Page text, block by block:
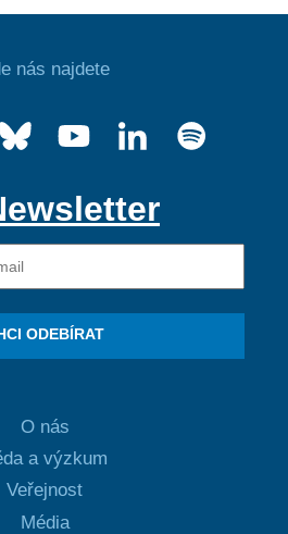
nás najdete
ODEBÍRAT
O nás
a výzkum
Veřejnost
Média